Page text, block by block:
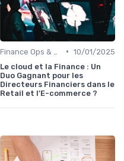
• 10/01/2025
Le cloud et la Finance : Un
Duo Gagnant pour les
Directeurs Financiers dans le
Retail et l'E-commerce ?